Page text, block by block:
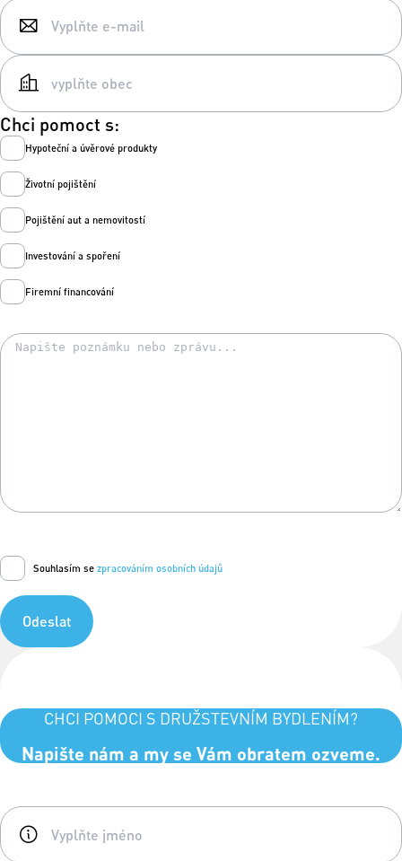
Chci pomoct s:
Hypoteční a úvěrové produkty
Životní pojištění
Pojištění aut a nemovitostí
Investování a spoření
Firemní financování
Souhlasím se zpracováním osobních údajů
Odeslat
CHCI POMOCI S DRUŽSTEVNÍM BYDLENÍM?
Napište nám a my se Vám obratem ozveme.